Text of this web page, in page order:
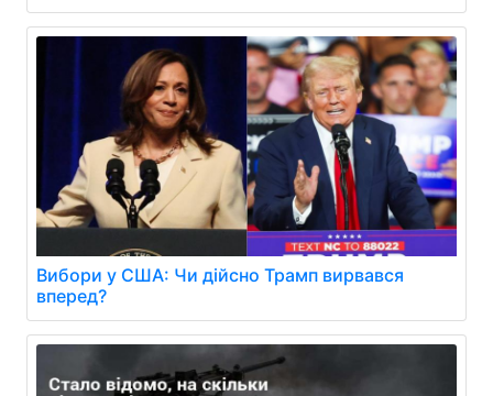
Вибори у США: Чи дійсно Трамп вирвався
вперед?